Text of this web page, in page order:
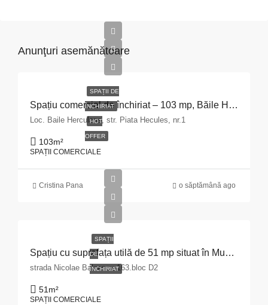
Anunţuri asemănătoare
SPAȚII DE
ÎNCHIRIAT
HOT
OFFER
Spațiu comercial de închiriat – 103 mp, Băile Herculane
Loc. Baile Herculane, str. Piata Hecules, nr.1
103m²
SPAȚII COMERCIALE
Cristina Pana o săptămână ago
SPAȚII
DE
ÎNCHIRIAT
Spațiu cu suprafața utilă de 51 mp situat în Municipiul Pitești, str. Nicolae Bălcescu nr. 163, bloc D2, județul Argeș
strada Nicolae Balcescu 163.bloc D2
51 m²
SPAȚII COMERCIALE